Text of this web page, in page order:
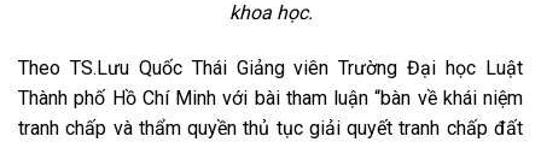
khoa học.
Theo TS.Lưu Quốc Thái Giảng viên Trường Đại học Luật
Thành phố Hồ Chí Minh với bài tham luận “bàn về khái niệm
tranh chấp và thẩm quyền thủ tục giải quyết tranh chấp đất